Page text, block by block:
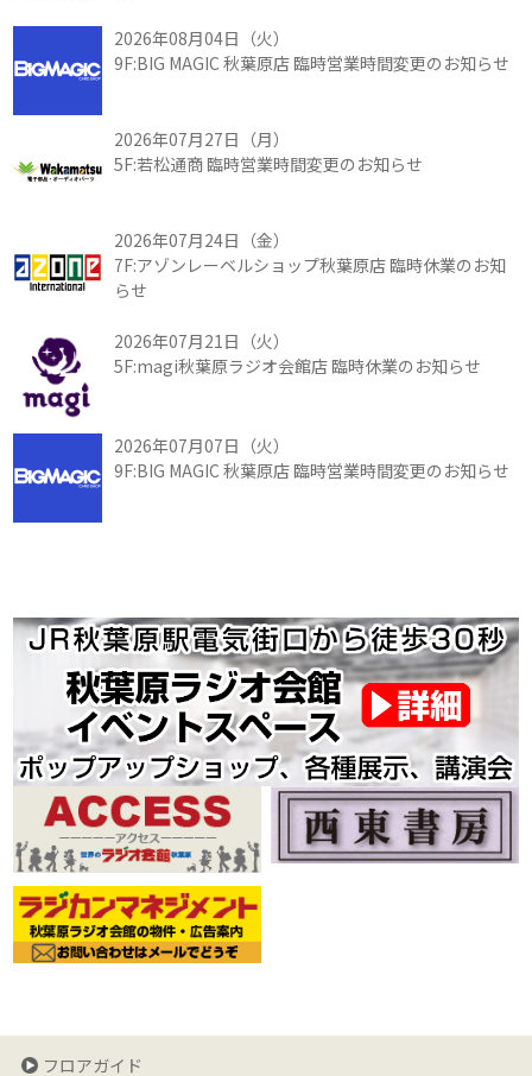
2026年08月04日（火）
9F:BIG MAGIC 秋葉原店 臨時営業時間変更のお知らせ
2026年07月27日（月）
5F:若松通商 臨時営業時間変更のお知らせ
2026年07月24日（金）
7F:アゾンレーベルショップ秋葉原店 臨時休業のお知
らせ
2026年07月21日（火）
5F:magi秋葉原ラジオ会館店 臨時休業のお知らせ
2026年07月07日（火）
9F:BIG MAGIC 秋葉原店 臨時営業時間変更のお知らせ
フロアガイド